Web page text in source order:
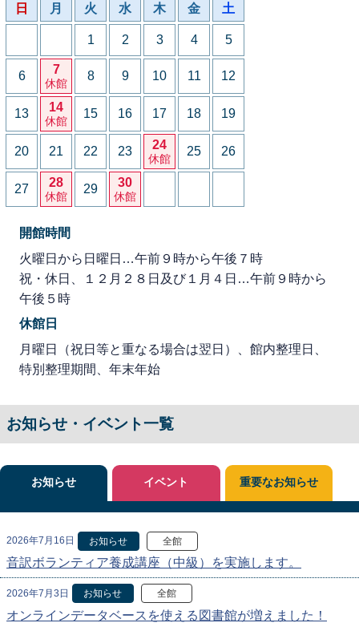
日 月 火 水 木 金 土
1 2 3 4 5
6 7
休館
8 9 10 11 12
13 14
休館
15 16 17 18 19
20 21 22 23 24
休館
25 26
27 28
休館
29 30
休館
開館時間
火曜日から日曜日…午前９時から午後７時
祝・休日、１２月２８日及び１月４日…午前９時から
午後５時
休館日
月曜日（祝日等と重なる場合は翌日）、館内整理日、
特別整理期間、年末年始
お知らせ・イベント一覧
お知らせ
2026年7月16日 お知らせ 全館
音訳ボランティア養成講座（中級）を実施します。
2026年7月3日 お知らせ 全館
オンラインデータベースを使える図書館が増えました！
イベント 重要なお知らせ